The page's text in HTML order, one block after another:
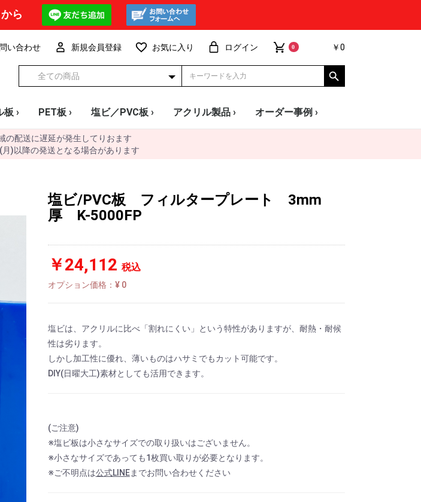
ら
い合わせ 新規会員登録 お気に入り ログイン 0 ￥0
› PET板 ›
0.3mm
0.4mm
0.5mm
0.7mm
塩ビ／PVC板 ›
透明
白・黒・グレー
カラー
パンチングボード
法人様限定 格安 透明板
アクリル製品 › オーダー事例 ›
の配送に遅延が発生してりおます
)以降の発送となる場合があります
塩ビ/PVC板 フィルタープレート 3mm
厚 K-5000FP
￥24,112 税込
オプション価格：¥ 0
塩ビは、アクリルに比べ「割れにくい」という特性がありますが、耐熱・耐候
性は劣ります。
しかし加工性に優れ、薄いものはハサミでもカット可能です。
DIY(日曜大工)素材としても活用できます。
(ご注意)
※塩ビ板は小さなサイズでの取り扱いはございません。
※小さなサイズであっても1枚買い取りが必要となります。
※ご不明点は公式LINEまでお問い合わせください